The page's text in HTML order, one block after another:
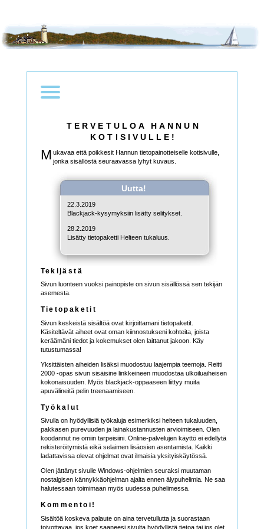
TERVETULOA HANNUN
KOTISIVULLE!
M ukavaa että poikkesit Hannun tietopainotteiselle kotisivulle,
jonka sisällöstä seuraavassa lyhyt kuvaus.
Uutta!
22.3.2019
Blackjack-kysymyksiin lisätty selitykset.
28.2.2019
Lisätty tietopaketti Helteen tukaluus.
Tekijästä
Sivun luonteen vuoksi painopiste on sivun sisällössä sen tekijän
asemesta.
Tietopaketit
Sivun keskeistä sisältöä ovat kirjoittamani tietopaketit.
Käsiteltävät aiheet ovat oman kiinnostukseni kohteita, joista
keräämäni tiedot ja kokemukset olen laittanut jakoon. Käy
tutustumassa!
Yksittäisten aiheiden lisäksi muodostuu laajempia teemoja. Reitti
2000 -opas sivun sisäisine linkkeineen muodostaa ulkoiluaiheisen
kokonaisuuden. Myös blackjack-oppaaseen liittyy muita
apuvälineitä pelin treenaamiseen.
Työkalut
Sivulla on hyödyllisiä työkaluja esimerkiksi helteen tukaluuden,
pakkasen purevuuden ja lainakustannusten arvioimiseen. Olen
koodannut ne omiin tarpeisiini. Online-palvelujen käyttö ei edellytä
rekisteröitymistä eikä selaimen lisäosien asentamista. Kaikki
ladattavissa olevat ohjelmat ovat ilmaisia yksityiskäytössä.
Olen jättänyt sivulle Windows-ohjelmien seuraksi muutaman
nostalgisen kännykkäohjelman ajalta ennen älypuhelimia. Ne saa
halutessaan toimimaan myös uudessa puhelimessa.
Kommentoi!
Sisältöä koskeva palaute on aina tervetullutta ja suorastaan
toivottavaa, jos koet saaneesi sivulta hyödyllistä tietoa tai jos olet